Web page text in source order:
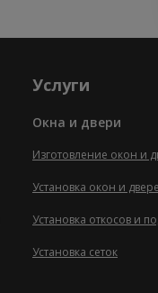
Услуги
Окна и двери
Изготовление окон и
Установка окон и
Установка откосов и
Установка сеток